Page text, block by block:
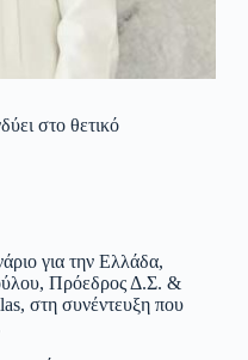
στο θετικό
για την Ελλάδα,
Πρόεδρος Δ.Σ. &
στη συνέντευξη που